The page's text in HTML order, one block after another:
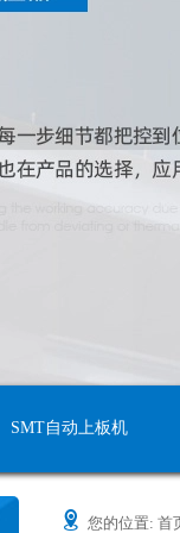
SMT自动上板机
您的位置: 首